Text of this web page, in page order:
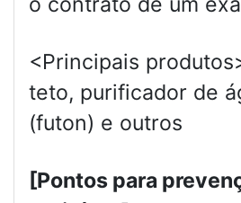
<Principais
teto, purificador de
(futon) e outros
[Pontos para